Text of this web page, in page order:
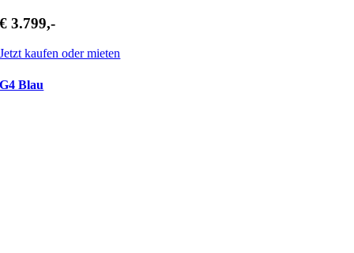
€ 3.799,-
Jetzt kaufen oder mieten
G4 Blau